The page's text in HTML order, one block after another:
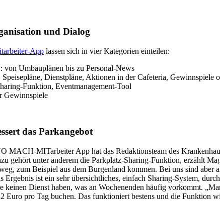
und Dialog
App lassen sich in vier Kategorien einteilen:
Umbauplänen bis zu Personal-News
Dienstpläne, Aktionen in der Cafeteria, Gewinnspiele
Funktion, Eventmanagement-Tool
Gewinnspiele
das Parkangebot
MACH-MITarbeiter App hat das Redaktionsteam des
gehört unter anderem die Parkplatz-Sharing-Funktion, erzählt
zum Beispiel aus dem Burgenland kommen. Bei uns sind
Ergebnis ist ein sehr übersichtliches, einfach Sharing-System,
keinen Dienst haben, was an Wochenenden häufig vorkommt.
Euro pro Tag buchen. Das funktioniert bestens und die Funktion